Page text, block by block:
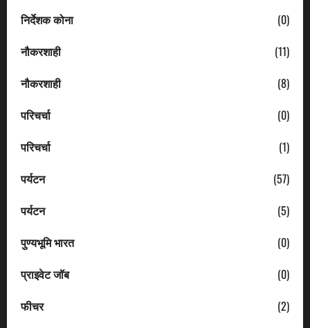
निर्देशक कोना
(0)
नौकरशाही
(11)
नौकरशाही
(8)
परिचर्चा
(0)
परिचर्चा
(1)
पर्यटन
(57)
पर्यटन
(5)
पुण्यभूमि भारत
(0)
प्राइवेट जॉब
(0)
फीचर
(2)